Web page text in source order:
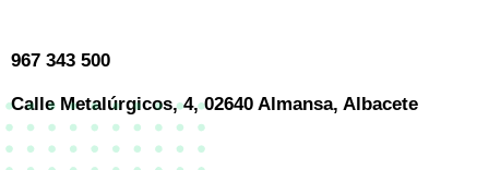
967 343 500
Calle Metalúrgicos, 4, 02640 Almansa, Albacete